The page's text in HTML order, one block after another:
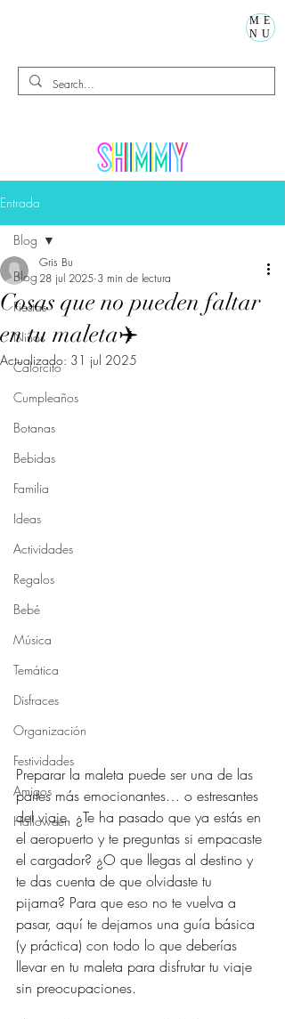
ME
NU
Entrada
Blog
Fiestas
Niños
Calorcito
Cumpleaños
Botanas
Bebidas
Familia
Ideas
Actividades
Regalos
Bebé
Música
Temática
Disfraces
Organización
Festividades
Amigos
Halloween
Blog
Cosas que no pueden faltar
en tu maleta✈️
Gris Bu
28 jul 2025 3 min de lectura
Actualizado: 31 jul 2025
Preparar la maleta puede ser una de las
partes más emocionantes… o estresantes
del viaje. ¿Te ha pasado que ya estás en
el aeropuerto y te preguntas si empacaste
el cargador? ¿O que llegas al destino y
te das cuenta de que olvidaste tu
pijama? Para que eso no te vuelva a
pasar, aquí te dejamos una guía básica
(y práctica) con todo lo que deberías
llevar en tu maleta para disfrutar tu viaje
sin preocupaciones.